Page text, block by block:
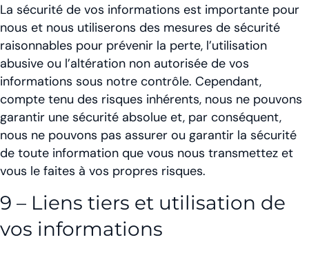
La sécurité de vos informations est importante pour
nous et nous utiliserons des mesures de sécurité
raisonnables pour prévenir la perte, l’utilisation
abusive ou l’altération non autorisée de vos
informations sous notre contrôle. Cependant,
compte tenu des risques inhérents, nous ne pouvons
garantir une sécurité absolue et, par conséquent,
nous ne pouvons pas assurer ou garantir la sécurité
de toute information que vous nous transmettez et
vous le faites à vos propres risques.
9 – Liens tiers et utilisation de
vos informations